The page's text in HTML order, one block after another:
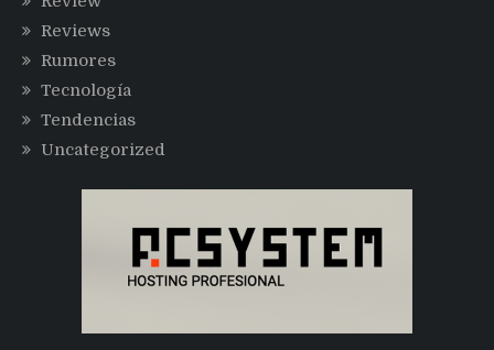
Reviews
Rumores
Tecnología
Tendencias
Uncategorized